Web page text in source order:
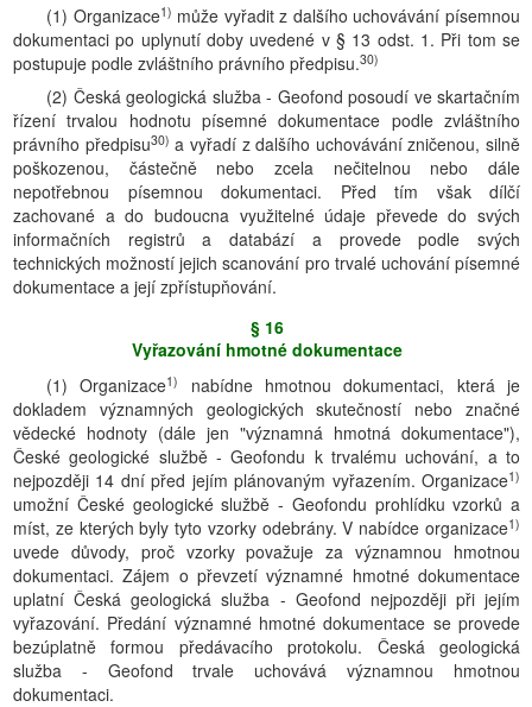
(1) Organizace1) může vyřadit z dalšího uchovávání písemnou
dokumentaci po uplynutí doby uvedené v § 13 odst. 1. Při tom se
postupuje podle zvláštního právního předpisu.30)
(2) Česká geologická služba - Geofond posoudí ve skartačním
řízení trvalou hodnotu písemné dokumentace podle zvláštního
právního předpisu30) a vyřadí z dalšího uchovávání zničenou, silně
poškozenou, částečně nebo zcela nečitelnou nebo dále
nepotřebnou písemnou dokumentaci. Před tím však dílčí
zachované a do budoucna využitelné údaje převede do svých
informačních registrů a databází a provede podle svých
technických možností jejich scanování pro trvalé uchování písemné
dokumentace a její zpřístupňování.
§ 16
Vyřazování hmotné dokumentace
(1) Organizace1)
nabídne hmotnou dokumentaci, která je
dokladem významných geologických skutečností nebo značné
vědecké hodnoty (dále jen "významná hmotná dokumentace"),
České geologické službě - Geofondu k trvalému uchování, a to
nejpozději 14 dní před jejím plánovaným vyřazením. Organizace1)
umožní České geologické službě - Geofondu prohlídku vzorků a
míst, ze kterých byly tyto vzorky odebrány. V nabídce organizace1)
uvede důvody, proč vzorky považuje za významnou hmotnou
dokumentaci. Zájem o převzetí významné hmotné dokumentace
uplatní Česká geologická služba - Geofond nejpozději při jejím
vyřazování. Předání významné hmotné dokumentace se provede
bezúplatně formou předávacího protokolu. Česká geologická
služba - Geofond trvale uchovává významnou hmotnou
dokumentaci.